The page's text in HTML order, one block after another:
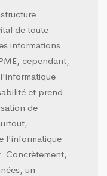
de toute
informations
cependant,
et prend
de
l'informatique
Concrètement,
un